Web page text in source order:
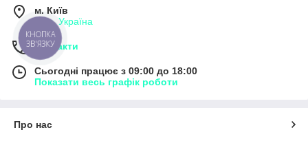
м. Київ
Київ, Україна
Контакти
Сьогодні працює з 09:00 до 18:00
Показати весь графік роботи
Про нас
КНОПКА
ЗВ'ЯЗКУ